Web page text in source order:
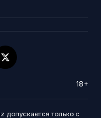
18+
допускается только с